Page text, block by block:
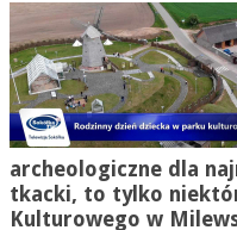
archeologiczne dla
tkacki, to tylko
Kulturowego w